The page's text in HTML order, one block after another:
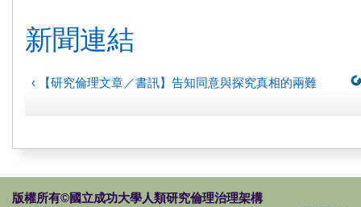
新聞連結
‹ 【研究倫理文章／書訊】告知同意與探究真相的兩難
版權所有©國立成功大學人類研究倫理治理架構